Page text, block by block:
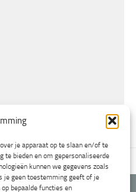
je apparaat op te slaan en/of te
te bieden en om gepersonaliseerde
kunnen we gegevens zoals
je geen toestemming geeft of je
bepaalde functies en